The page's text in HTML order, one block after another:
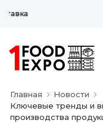
Главная
Новости
Ключевые тренды и
производства